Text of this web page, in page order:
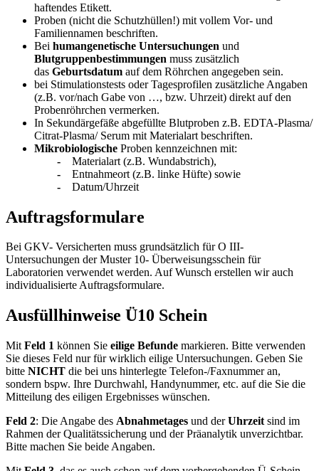
haftendes Etikett.
Proben (nicht die Schutzhüllen!) mit vollem Vor- und
Familiennamen beschriften.
Bei humangenetische Untersuchungen und
Blutgruppenbestimmungen muss zusätzlich
das Geburtsdatum auf dem Röhrchen angegeben sein.
bei Stimulationstests oder Tagesprofilen zusätzliche Angaben
(z.B. vor/nach Gabe von …, bzw. Uhrzeit) direkt auf den
Probenröhrchen vermerken.
In Sekundärgefäße abgefüllte Blutproben z.B. EDTA-Plasma/
Citrat-Plasma/ Serum mit Materialart beschriften.
Mikrobiologische Proben kennzeichnen mit:
-
Materialart (z.B. Wundabstrich),
-
Entnahmeort (z.B. linke Hüfte) sowie
-
Datum/Uhrzeit
Auftragsformulare
Bei GKV- Versicherten muss grundsätzlich für O III-
Untersuchungen der Muster 10- Überweisungsschein für
Laboratorien verwendet werden. Auf Wunsch erstellen wir auch
individualisierte Auftragsformulare.
Ausfüllhinweise Ü10 Schein
Mit Feld 1 können Sie eilige Befunde markieren. Bitte verwenden
Sie dieses Feld nur für wirklich eilige Untersuchungen. Geben Sie
bitte NICHT die bei uns hinterlegte Telefon-/Faxnummer an,
sondern bspw. Ihre Durchwahl, Handynummer, etc. auf die Sie die
Mitteilung des eiligen Ergebnisses wünschen.
Feld 2: Die Angabe des Abnahmetages und derUhrzeit sind im
Rahmen der Qualitätssicherung und der Präanalytik unverzichtbar.
Bitte machen Sie beide Angaben.